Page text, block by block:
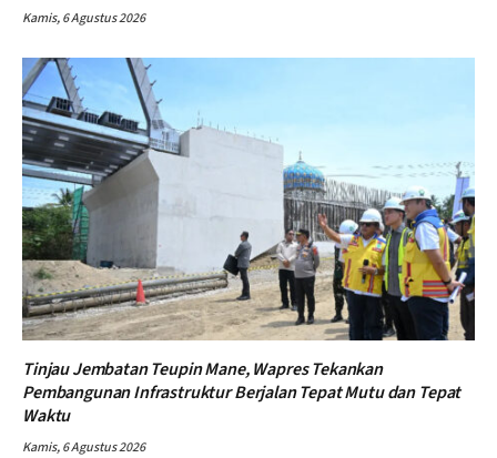
Kamis, 6 Agustus 2026
Tinjau Jembatan Teupin Mane, Wapres Tekankan
Pembangunan Infrastruktur Berjalan Tepat Mutu dan Tepat
Waktu
Kamis, 6 Agustus 2026